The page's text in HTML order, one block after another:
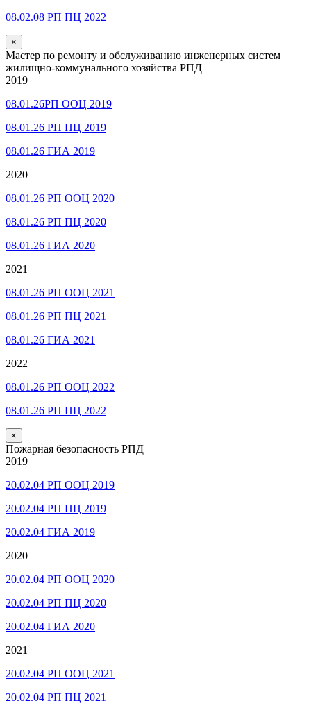
08.02.08 РП ПЦ 2022
×
Мастер по ремонту и обслуживанию инженерных систем
жилищно-коммунального хозяйства РПД
2019
08.01.26РП ООЦ 2019
08.01.26 РП ПЦ 2019
08.01.26 ГИА 2019
2020
08.01.26 РП ООЦ 2020
08.01.26 РП ПЦ 2020
08.01.26 ГИА 2020
2021
08.01.26 РП ООЦ 2021
08.01.26 РП ПЦ 2021
08.01.26 ГИА 2021
2022
08.01.26 РП ООЦ 2022
08.01.26 РП ПЦ 2022
×
Пожарная безопасность РПД
2019
20.02.04 РП ООЦ 2019
20.02.04 РП ПЦ 2019
20.02.04 ГИА 2019
2020
20.02.04 РП ООЦ 2020
20.02.04 РП ПЦ 2020
20.02.04 ГИА 2020
2021
20.02.04 РП ООЦ 2021
20.02.04 РП ПЦ 2021